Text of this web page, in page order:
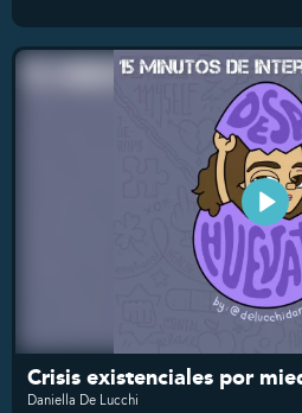
Crisis existenciales por
Daniella De Lucchi